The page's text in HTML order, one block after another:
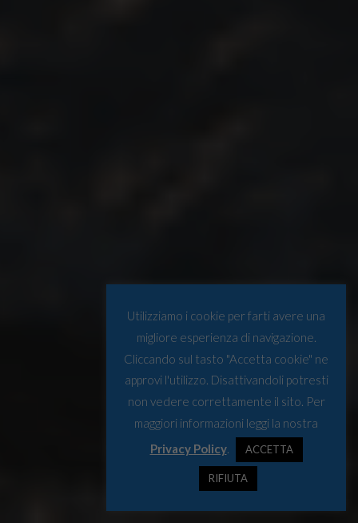
Utilizziamo i cookie per farti avere una
migliore esperienza di navigazione.
Cliccando sul tasto "Accetta cookie" ne
approvi l'utilizzo. Disattivandoli potresti
non vedere correttamente il sito. Per
maggiori informazioni leggi la nostra
Privacy Policy. ACCETTA
RIFIUTA